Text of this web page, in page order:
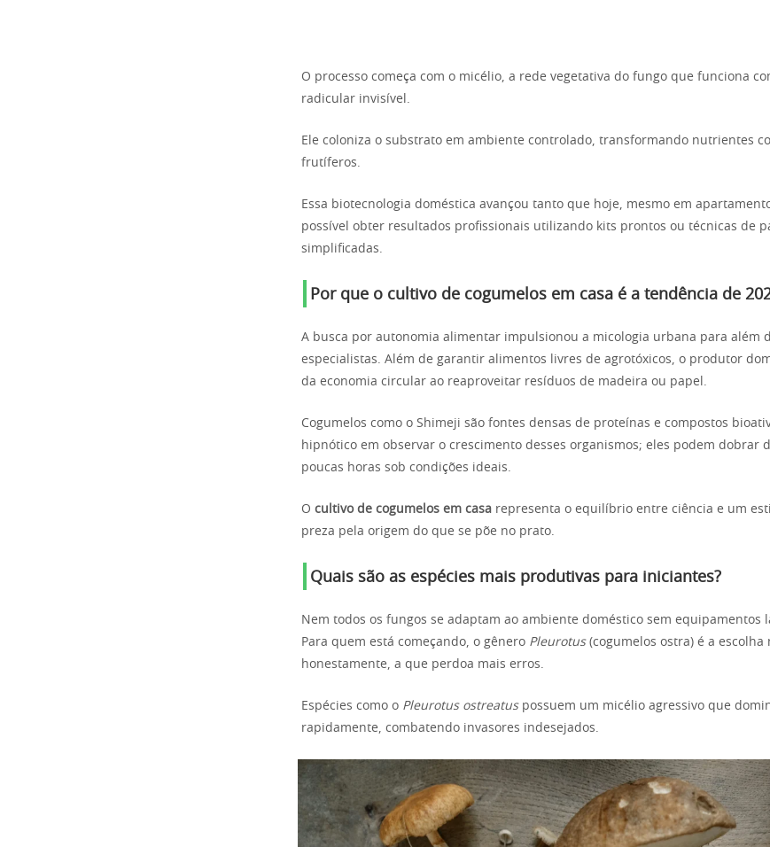
O processo começa com o micélio, a rede vegetativa do fungo que funciona
radicular invisível.
Ele coloniza o substrato em ambiente controlado, transformando nutrientes
frutíferos.
Essa biotecnologia doméstica avançou tanto que hoje, mesmo em
possível obter resultados profissionais utilizando kits prontos ou técnicas de
simplificadas.
Por que o cultivo de cogumelos em casa é a tendência de
A busca por autonomia alimentar impulsionou a micologia urbana para além
especialistas. Além de garantir alimentos livres de agrotóxicos, o produtor
da economia circular ao reaproveitar resíduos de madeira ou papel.
Cogumelos como o Shimeji são fontes densas de proteínas e compostos
hipnótico em observar o crescimento desses organismos; eles podem dobrar
poucas horas sob condições ideais.
O cultivo de cogumelos em casa representa o equilíbrio entre ciência e um
preza pela origem do que se põe no prato.
Quais são as espécies mais produtivas para iniciantes?
Nem todos os fungos se adaptam ao ambiente doméstico sem equipamentos
Para quem está começando, o gênero Pleurotus(cogumelos ostra) é a escolha
honestamente, a que perdoa mais erros.
Espécies como o Pleurotus ostreatuspossuem um micélio agressivo que
rapidamente, combatendo invasores indesejados.